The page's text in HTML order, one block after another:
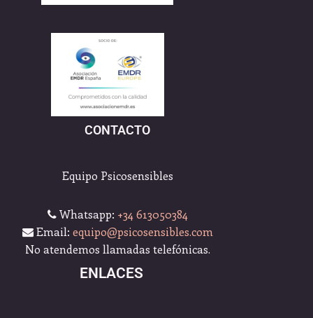
CONTACTO
Equipo Psicosensibles
Whatsapp: +34 613050384
Email: equipo@psicosensibles.com
No atendemos llamadas telefónicas.
ENLACES